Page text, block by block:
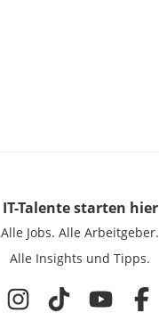
IT-Talentestarten hier
Alle Jobs. Alle Arbeitgeber.
Alle Insights und Tipps.